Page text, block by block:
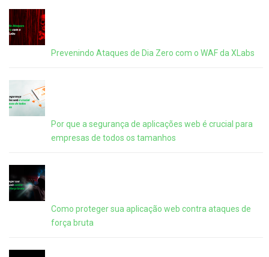
Prevenindo Ataques de Dia Zero com o WAF da XLabs
Por que a segurança de aplicações web é crucial para
empresas de todos os tamanhos
Como proteger sua aplicação web contra ataques de
força bruta